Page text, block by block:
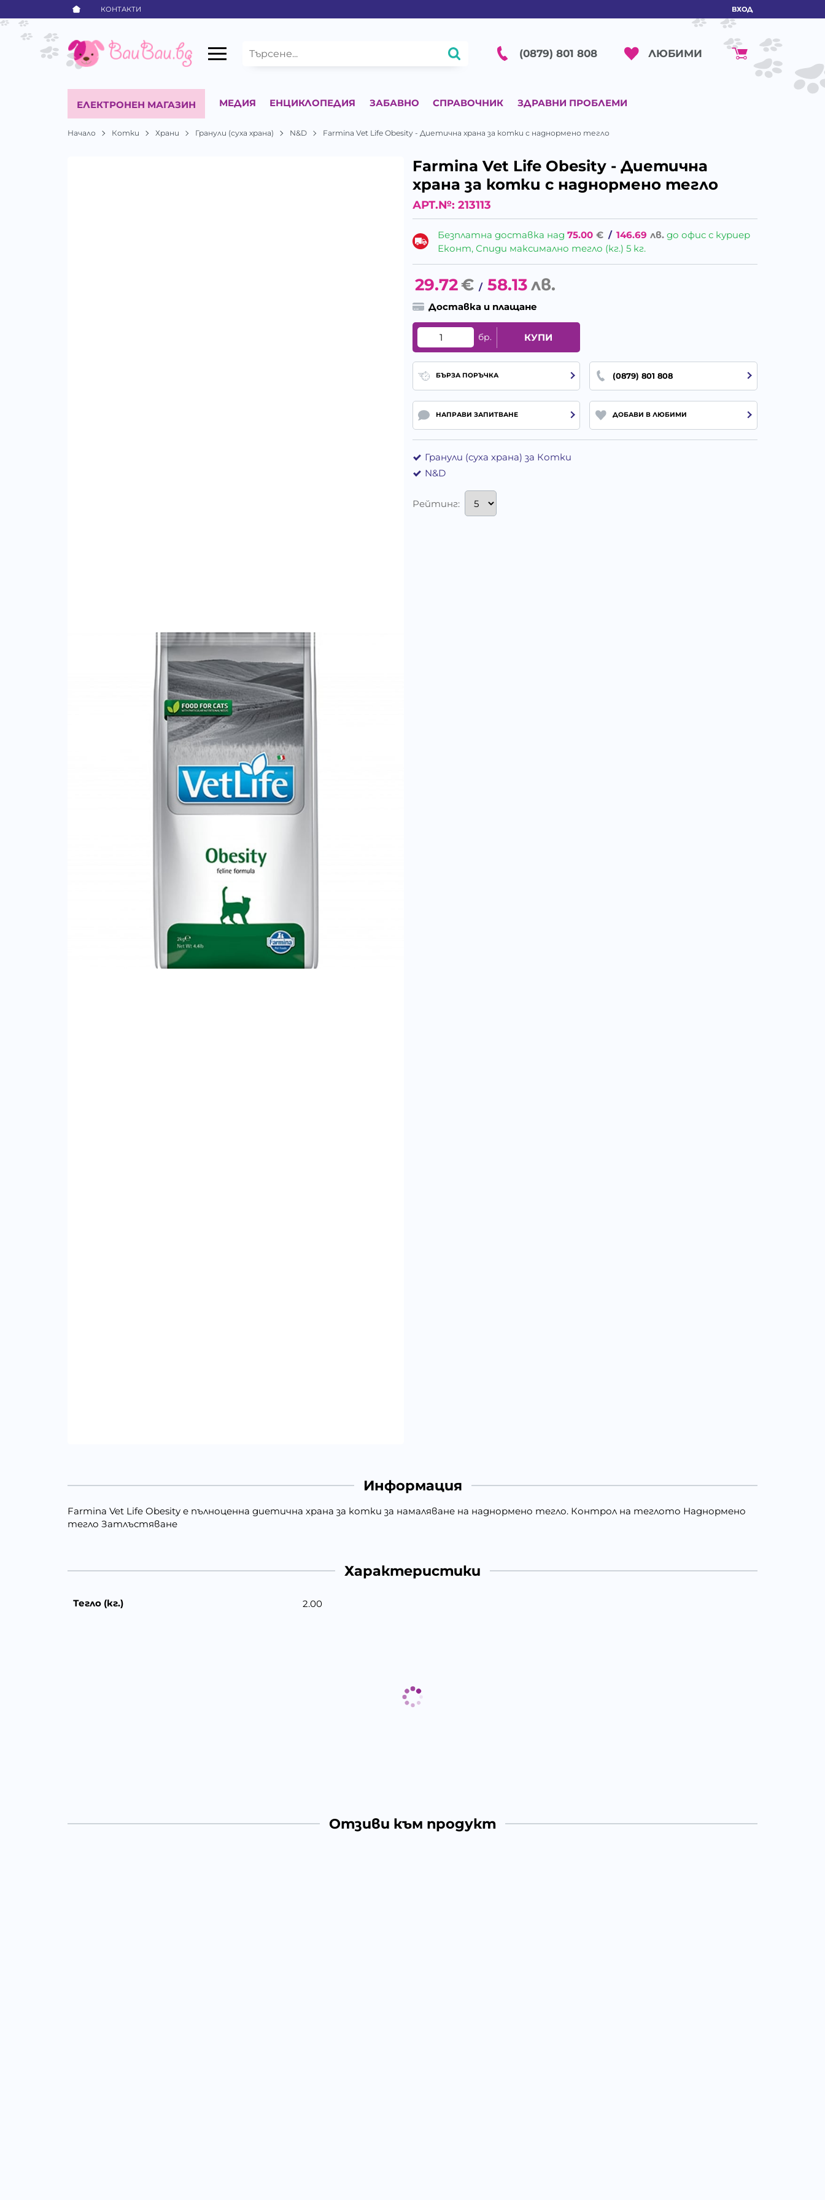
КОНТАКТИ ВХОД
(0879) 801 808 ЛЮБИМИ
ЕЛЕКТРОНЕН МАГАЗИН МЕДИЯ ЕНЦИКЛОПЕДИЯ ЗАБАВНО СПРАВОЧНИК ЗДРАВНИ ПРОБЛЕМИ
Начало Котки Храни Гранули (суха храна) N&D Farmina Vet Life Obesity - Диетична храна за котки с наднормено тегло
Farmina Vet Life Obesity - Диетична
храна за котки с наднормено тегло
АРТ.№: 213113
Безплатна доставка над75.00 € / 146.69 лв. до офис с куриер
Еконт, Спиди максимално тегло (кг.) 5 кг.
29.72€ / 58.13лв.
Доставка и плащане
бр. КУПИ
БЪРЗА ПОРЪЧКА (0879) 801 808
НАПРАВИ ЗАПИТВАНЕ ДОБАВИ В ЛЮБИМИ
Гранули (суха храна) за Котки
N&D
Рейтинг:
Информация
Farmina Vet Life Obesity е пълноценна диетична храна за котки за намаляване на наднормено тегло. Контрол на теглото Наднормено
тегло Затлъстяване
Характеристики
Тегло (кг.) 2.00
Отзиви към продукт